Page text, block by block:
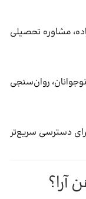
مشاوره تحصیلی
روان‌سنجی
دسترسی سریع‌تر
آرا؟